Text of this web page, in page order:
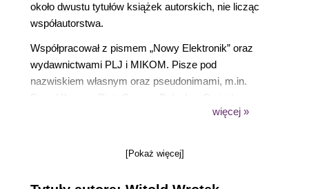
około dwustu tytułów książek autorskich, nie licząc
współautorstwa.
Współpracował z pismem „Nowy Elektronik” oraz
wydawnictwami PLJ i MIKOM. Pisze pod
nazwiskiem własnym oraz pseudonimami, m.in.
Maciej Groszek, Beata Piotrowska, Kabasa
Albera. Obecnie współpracuje z wydawnictwem
więcej »
[Pokaż więcej]